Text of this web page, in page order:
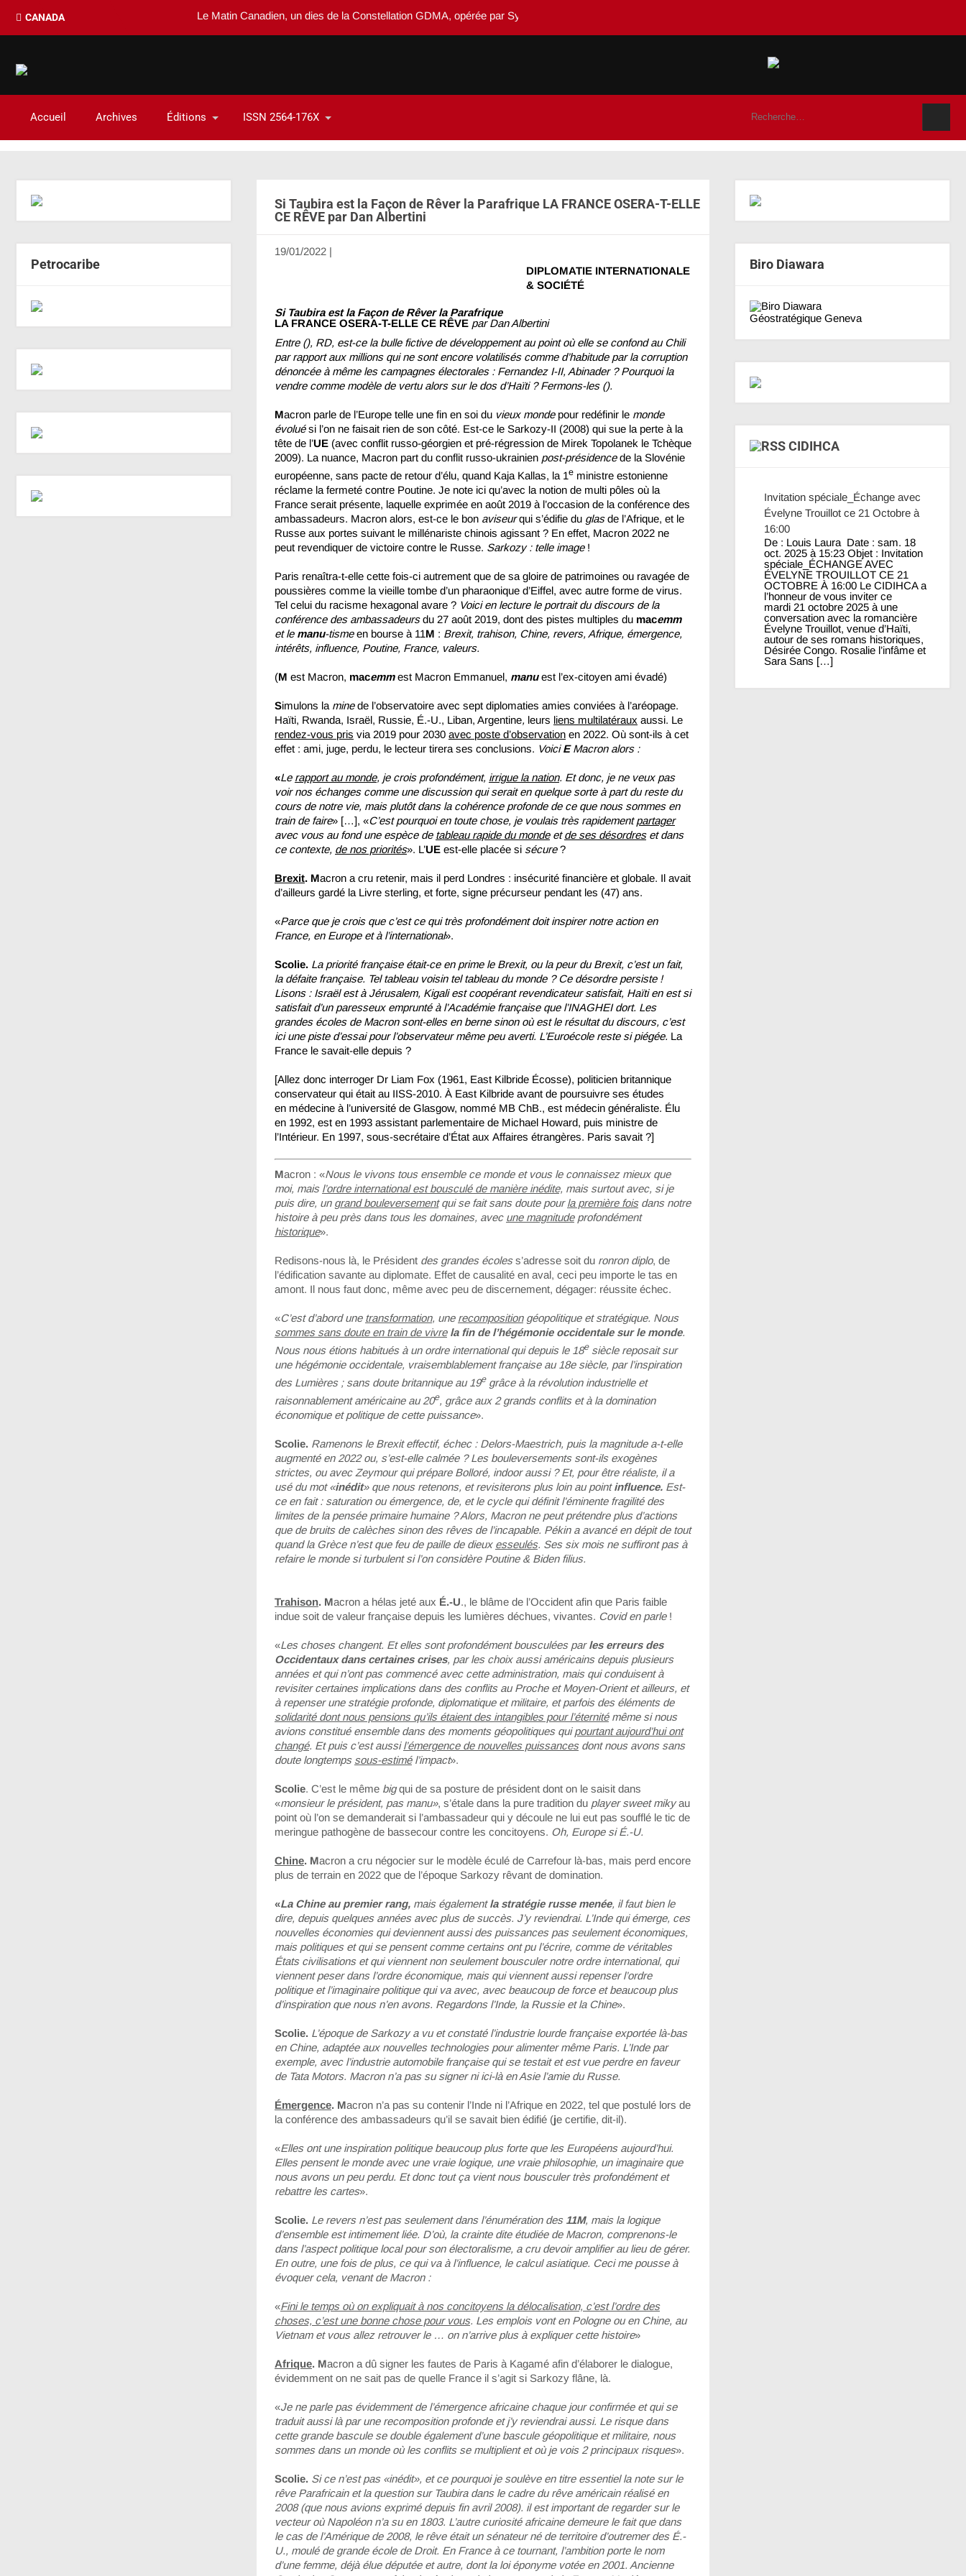
CANADA Le Matin Canadien, un dies de la Constellation GDMA, opérée par Système-dedieu
Accueil Archives Éditions ISSN 2564-176X
Petrocaribe
Si Taubira est la Façon de Rêver la Parafrique LA FRANCE OSERA-T-ELLE
CE RÊVE par Dan Albertini
19/01/2022 |
DIPLOMATIE INTERNATIONALE
& SOCIÉTÉ
Si Taubira est la Façon de Rêver la Parafrique
LA FRANCE OSERA-T-ELLE CE RÊVE par Dan Albertini
Entre (), RD, est-ce la bulle fictive de développement au point où elle se confond au Chili
par rapport aux millions qui ne sont encore volatilisés comme d’habitude par la corruption
dénoncée à même les campagnes électorales : Fernandez I-II, Abinader ? Pourquoi la
vendre comme modèle de vertu alors sur le dos d’Haïti ? Fermons-les ().
Macron parle de l’Europe telle une fin en soi du vieux mondepour redéfinir le monde
évoluési l’on ne faisait rien de son côté. Est-ce le Sarkozy-II (2008) qui sue la perte à la
tête de l’UE (avec conflit russo-géorgien et pré-régression de Mirek Topolanek le Tchèque
2009). La nuance, Macron part du conflit russo-ukrainien post-présidencede la Slovénie
européenne, sans pacte de retour d’élu, quand Kaja Kallas, la 1e ministre estonienne
réclame la fermeté contre Poutine. Je note ici qu’avec la notion de multi pôles où la
France serait présente, laquelle exprimée en août 2019 à l’occasion de la conférence des
ambassadeurs. Macron alors, est-ce le bon aviseurqui s’édifie du glasde l’Afrique, et le
Russe aux portes suivant le millénariste chinois agissant ? En effet, Macron 2022 ne
peut revendiquer de victoire contre le Russe. Sarkozy : telle image!
Paris renaîtra-t-elle cette fois-ci autrement que de sa gloire de patrimoines ou ravagée de
poussières comme la vieille tombe d’un pharaonique d’Eiffel, avec autre forme de virus.
Tel celui du racisme hexagonal avare ? Voici en lecture le portrait du discours de la
conférence des ambassadeursdu 27 août 2019, dont des pistes multiples du macemm
et lemanu-tismeen bourse à 11M : Brexit, trahison, Chine, revers, Afrique, émergence,
intérêts, influence, Poutine, France, valeurs.
(M est Macron, macemmest Macron Emmanuel, manuest l’ex-citoyen ami évadé)
Simulons la minede l’observatoire avec sept diplomaties amies conviées à l’aréopage.
Haïti, Rwanda, Israël, Russie, É.-U., Liban, Argentine, leurs liens multilatéraux aussi. Le
rendez-vous pris via 2019 pour 2030 avec poste d’observation en 2022. Où sont-ils à cet
effet : ami, juge, perdu, le lecteur tirera ses conclusions. VoiciEMacron alors :
«Le rapport au monde, je crois profondément, irrigue la nation. Et donc, je ne veux pas
voir nos échanges comme une discussion qui serait en quelque sorte à part du reste du
cours de notre vie, mais plutôt dans la cohérence profonde de ce que nous sommes en
train de faire» […], «C’est pourquoi en toute chose, je voulais très rapidementpartager
avec vous au fond une espèce de tableau rapide du mondeetde ses désordreset dans
ce contexte, de nos priorités». L’UE est-elle placée si sécure?
Brexit. Macron a cru retenir, mais il perd Londres : insécurité financière et globale. Il avait
d’ailleurs gardé la Livre sterling, et forte, signe précurseur pendant les (47) ans.
«Parce que je crois que c’est ce qui très profondément doit inspirer notre action en
France, en Europe et à l’international».
Scolie. La priorité française était-ce en prime le Brexit, ou la peur du Brexit, c’est un fait,
la défaite française. Tel tableau voisin tel tableau du monde ? Ce désordre persiste !
Lisons : Israël est à Jérusalem, Kigali est coopérant revendicateur satisfait, Haïti en est si
satisfait d’un paresseux emprunté à l’Académie française que l’INAGHEI dort. Les
grandes écoles de Macron sont-elles en berne sinon où est le résultat du discours, c’est
ici une piste d’essai pour l’observateur même peu averti. L’Euroécole reste si piégée. La
France le savait-elle depuis ?
[Allez donc interroger Dr Liam Fox (1961, East Kilbride Écosse), politicien britannique
conservateur qui était au IISS-2010. À East Kilbride avant de poursuivre ses études
en médecine à l’université de Glasgow, nommé MB ChB., est médecin généraliste. Élu
en 1992, est en 1993 assistant parlementaire de Michael Howard, puis ministre de
l’Intérieur. En 1997, sous-secrétaire d’État aux Affaires étrangères. Paris savait ?]
Macron : «Nous le vivons tous ensemble ce monde et vous le connaissez mieux que
moi, mais l’ordre international est bousculé de manière inédite, mais surtout avec, si je
puis dire, un grand bouleversementqui se fait sans doute pourla première foisdans notre
histoire à peu près dans tous les domaines, avec une magnitudeprofondément
historique».
Redisons-nous là, le Président des grandes écoless’adresse soit du ronron diplo, de
l’édification savante au diplomate. Effet de causalité en aval, ceci peu importe le tas en
amont. Il nous faut donc, même avec peu de discernement, dégager: réussite échec.
«C’est d’abord une transformation, une recompositiongéopolitique et stratégique. Nous
sommes sans doute en train de vivre la fin de l’hégémonie occidentale sur le monde.
Nous nous étions habitués à un ordre international qui depuis le 18esiècle reposait sur
une hégémonie occidentale, vraisemblablement française au 18e siècle, par l’inspiration
des Lumières ; sans doute britannique au 19egrâce à la révolution industrielle et
raisonnablement américaine au 20e, grâce aux 2 grands conflits et à la domination
économique et politique de cette puissance».
Scolie. Ramenons le Brexit effectif, échec : Delors-Maestrich, puis la magnitude a-t-elle
augmenté en 2022 ou, s’est-elle calmée ? Les bouleversements sont-ils exogènes
strictes, ou avec Zeymour qui prépare Bolloré, indoor aussi ? Et, pour être réaliste, il a
usé du mot «inédit» que nous retenons, et revisiterons plus loin au pointinfluence. Est-
ce en fait : saturation ou émergence, de, et le cycle qui définit l’éminente fragilité des
limites de la pensée primaire humaine ? Alors, Macron ne peut prétendre plus d’actions
que de bruits de calèches sinon des rêves de l’incapable. Pékin a avancé en dépit de tout
quand la Grèce n’est que feu de paille de dieux esseulés. Ses six mois ne suffiront pas à
refaire le monde si turbulent si l’on considère Poutine & Biden filius.
Trahison. Macron a hélas jeté aux É.-U., le blâme de l’Occident afin que Paris faible
indue soit de valeur française depuis les lumières déchues, vivantes. Covid en parle!
«Les choses changent. Et elles sont profondément bousculées parles erreurs des
Occidentaux dans certaines crises, par les choix aussi américains depuis plusieurs
années et qui n’ont pas commencé avec cette administration, mais qui conduisent à
revisiter certaines implications dans des conflits au Proche et Moyen-Orient et ailleurs, et
à repenser une stratégie profonde, diplomatique et militaire, et parfois des éléments de
solidarité dont nous pensions qu’ils étaient des intangibles pour l’éternitémême si nous
avions constitué ensemble dans des moments géopolitiques quipourtant aujourd’hui ont
changé. Et puis c’est aussil’émergence de nouvelles puissancesdont nous avons sans
doute longtemps sous-estimél’impact».
Scolie. C’est le même bigqui de sa posture de président dont on le saisit dans
«monsieur le président, pas manu», s’étale dans la pure tradition du player sweet mikyau
point où l’on se demanderait si l’ambassadeur qui y découle ne lui eut pas soufflé le tic de
meringue pathogène de bassecour contre les concitoyens. Oh, Europe si É.-U.
Chine. Macron a cru négocier sur le modèle éculé de Carrefour là-bas, mais perd encore
plus de terrain en 2022 que de l’époque Sarkozy rêvant de domination.
«La Chine au premier rang, mais égalementla stratégie russe menée, il faut bien le
dire, depuis quelques années avec plus de succès. J’y reviendrai. L’Inde qui émerge, ces
nouvelles économies qui deviennent aussi des puissances pas seulement économiques,
mais politiques et qui se pensent comme certains ont pu l’écrire, comme de véritables
États civilisations et qui viennent non seulement bousculer notre ordre international, qui
viennent peser dans l’ordre économique, mais qui viennent aussi repenser l’ordre
politique et l’imaginaire politique qui va avec, avec beaucoup de force et beaucoup plus
d’inspiration que nous n’en avons. Regardons l’Inde, la Russie et la Chine».
Scolie. L’époque de Sarkozy a vu et constaté l’industrie lourde française exportée là-bas
en Chine, adaptée aux nouvelles technologies pour alimenter même Paris. L’Inde par
exemple, avec l’industrie automobile française qui se testait et est vue perdre en faveur
de Tata Motors. Macron n’a pas su signer ni ici-là en Asie l’amie du Russe.
Émergence. Macron n’a pas su contenir l’Inde ni l’Afrique en 2022, tel que postulé lors de
la conférence des ambassadeurs qu’il se savait bien édifié (je certifie, dit-il).
«Elles ont une inspiration politique beaucoup plus forte que les Européens aujourd’hui.
Elles pensent le monde avec une vraie logique, une vraie philosophie, un imaginaire que
nous avons un peu perdu. Et donc tout ça vient nous bousculer très profondément et
rebattre les cartes».
Scolie. Le revers n’est pas seulement dans l’énumération des 11M, mais la logique
d’ensemble est intimement liée. D’où, la crainte dite étudiée de Macron, comprenons-le
dans l’aspect politique local pour son électoralisme, a cru devoir amplifier au lieu de gérer.
En outre, une fois de plus, ce qui va à l’influence, le calcul asiatique. Ceci me pousse à
évoquer cela, venant de Macron :
«Fini le temps où on expliquait à nos concitoyens la délocalisation, c’est l’ordre des
choses, c’est une bonne chose pour vous. Les emplois vont en Pologne ou en Chine, au
Vietnam et vous allez retrouver le … on n’arrive plus à expliquer cette histoire»
Afrique. Macron a dû signer les fautes de Paris à Kagamé afin d’élaborer le dialogue,
évidemment on ne sait pas de quelle France il s’agit si Sarkozy flâne, là.
«Je ne parle pas évidemment de l’émergence africaine chaque jour confirmée et qui se
traduit aussi là par une recomposition profonde et j’y reviendrai aussi. Le risque dans
cette grande bascule se double également d’une bascule géopolitique et militaire, nous
sommes dans un monde où les conflits se multiplient et où je vois 2 principaux risques».
Scolie. Si ce n’est pas «inédit», et ce pourquoi je soulève en titre essentiel la note sur le
rêve Parafricain et la question sur Taubira dans le cadre du rêve américain réalisé en
2008 (que nous avions exprimé depuis fin avril 2008). il est important de regarder sur le
vecteur où Napoléon n’a su en 1803. L’autre curiosité africaine demeure le fait que dans
le cas de l’Amérique de 2008, le rêve était un sénateur né de territoire d’outremer des É.-
U., moulé de grande école de Droit. En France à ce tournant, l’ambition porte le nom
d’une femme, déjà élue députée et autre, dont la loi éponyme votée en 2001. Ancienne
Biro Diawara
Géostratégique Geneva
CIDIHCA
Invitation spéciale_Échange avec
Évelyne Trouillot ce 21 Octobre à
16:00
De : Louis Laura Date : sam. 18
oct. 2025 à 15:23 Objet : Invitation
spéciale_ÉCHANGE AVEC
ÉVELYNE TROUILLOT CE 21
OCTOBRE À 16:00 Le CIDIHCA a
l’honneur de vous inviter ce
mardi 21 octobre 2025 à une
conversation avec la romancière
Évelyne Trouillot, venue d’Haïti,
autour de ses romans historiques,
Désirée Congo. Rosalie l’infâme et
Sara Sans […]